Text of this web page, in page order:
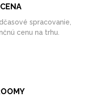
spracovanie,
cenu na trhu.